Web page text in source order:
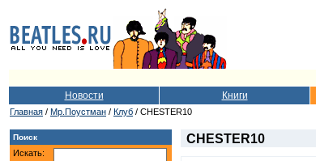
Новости Книги
Главная / Мр.Поустман / Клуб / CHESTER10
Поиск
Искать:
CHESTER10